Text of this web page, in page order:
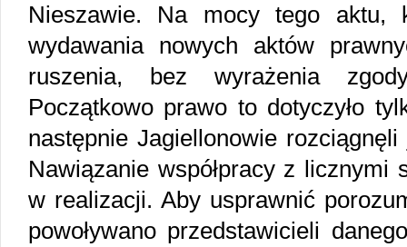
Nieszawie. Na mocy tego aktu,
wydawania nowych aktów
ruszenia, bez wyrażenia
Początkowo prawo to dotyczyło
następnie Jagiellonowie
Nawiązanie współpracy z licznymi
w realizacji. Aby usprawnić
powoływano przedstawicieli